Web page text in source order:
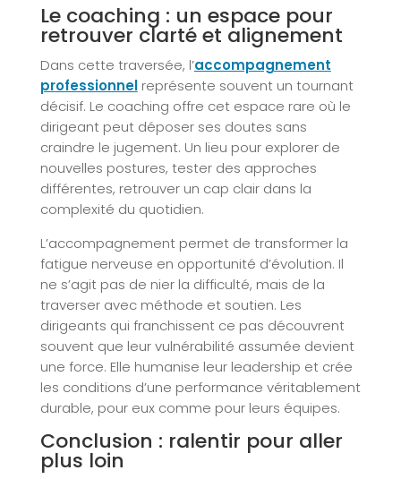
Le coaching : un espace pour
retrouver clarté et alignement
Dans cette traversée, l’accompagnement
professionnelreprésente souvent un tournant
décisif. Le coaching offre cet espace rare où le
dirigeant peut déposer ses doutes sans
craindre le jugement. Un lieu pour explorer de
nouvelles postures, tester des approches
différentes, retrouver un cap clair dans la
complexité du quotidien.
L’accompagnement permet de transformer la
fatigue nerveuse en opportunité d’évolution. Il
ne s’agit pas de nier la difficulté, mais de la
traverser avec méthode et soutien. Les
dirigeants qui franchissent ce pas découvrent
souvent que leur vulnérabilité assumée devient
une force. Elle humanise leur leadership et crée
les conditions d’une performance véritablement
durable, pour eux comme pour leurs équipes.
Conclusion : ralentir pour aller
plus loin